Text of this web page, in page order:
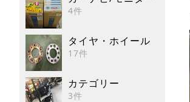
4件
タイヤ・ホイール
17件
カテゴリー
3件